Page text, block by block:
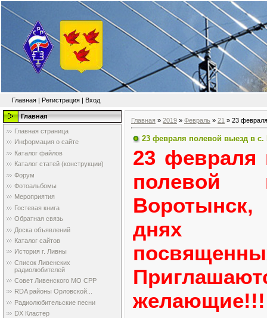
Главная | Регистрация | Вход
Главная
Главная страница
Информация о сайте
Каталог файлов
Каталог статей (конструкции)
Форум
Фотоальбомы
Мероприятия
Гостевая книга
Обратная связь
Доска объявлений
Каталог сайтов
История г. Ливны
Список Ливенских
радиолюбителей
Совет Ливенского МО СРР
RDA районы Орловской...
Радиолюбительские песни
DX Кластер
Главная » 2019 » Февраль » 21 » 23
23 февраля полевой выезд в
23 февраля
днях
желающие!!!